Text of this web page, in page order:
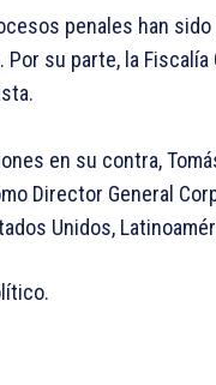
penales han
su parte, la
en su contra,
Director General
Unidos,